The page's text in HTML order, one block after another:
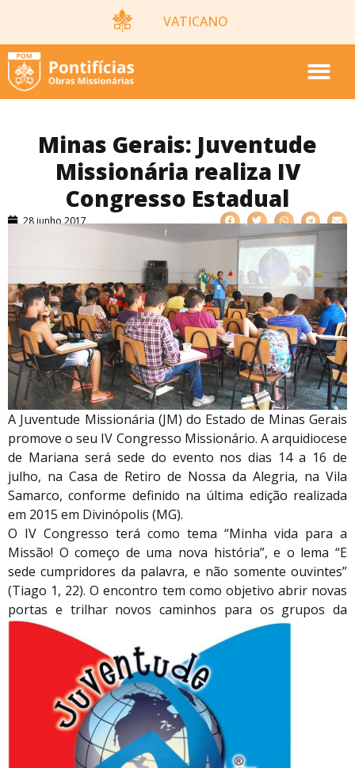
VATICANO
Minas Gerais: Juventude
Missionária realiza IV
Congresso Estadual
28 junho 2017
A Juventude Missionária (JM) do Estado de Minas Gerais
promove o seu IV Congresso Missionário. A arquidiocese
de Mariana será sede do evento nos dias 14 a 16 de
julho, na Casa de Retiro de Nossa da Alegria, na Vila
Samarco, conforme definido na última edição realizada
em 2015 em Divinópolis (MG).
O IV Congresso terá como tema “Minha vida para a
Missão! O começo de uma nova história”, e o lema “E
sede cumpridores da palavra, e não somente ouvintes”
(Tiago 1, 22). O encontro tem como objetivo abrir novas
portas e trilhar novos caminhos para os grupos da